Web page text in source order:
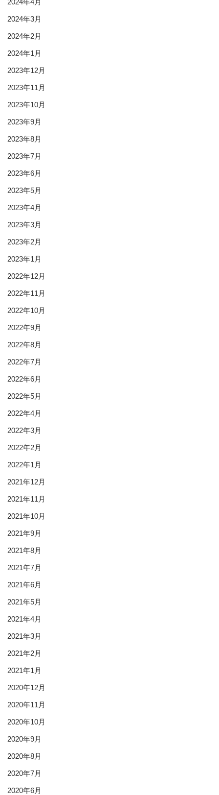
2024年3月
2024年2月
2024年1月
2023年12月
2023年11月
2023年10月
2023年9月
2023年8月
2023年7月
2023年6月
2023年5月
2023年4月
2023年3月
2023年2月
2023年1月
2022年12月
2022年11月
2022年10月
2022年9月
2022年8月
2022年7月
2022年6月
2022年5月
2022年4月
2022年3月
2022年2月
2022年1月
2021年12月
2021年11月
2021年10月
2021年9月
2021年8月
2021年7月
2021年6月
2021年5月
2021年4月
2021年3月
2021年2月
2021年1月
2020年12月
2020年11月
2020年10月
2020年9月
2020年8月
2020年7月
2020年6月